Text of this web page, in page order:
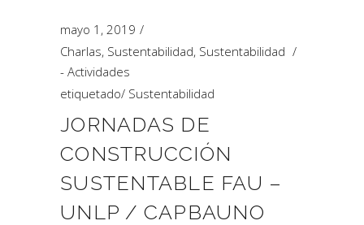
mayo 1, 2019
Charlas, Sustentabilidad, Sustentabilidad
- Actividades
etiquetado/ Sustentabilidad
JORNADAS DE
CONSTRUCCIÓN
SUSTENTABLE FAU –
UNLP / CAPBAUNO